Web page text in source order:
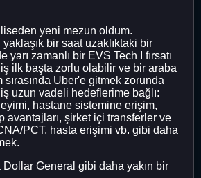
liseden yeni mezun oldum.
yaklaşık bir saat uzaklıktaki bir
yarı zamanlı bir EVS Tech I fırsatı
ilk başta zorlu olabilir ve bir araba
Uber'e gitmek zorunda
uzun vadeli hedeflerime bağlı:
hastane sistemine erişim,
avantajları, şirket içi transferler ve
PCT, hasta erişimi vb. gibi daha
General gibi daha yakın bir